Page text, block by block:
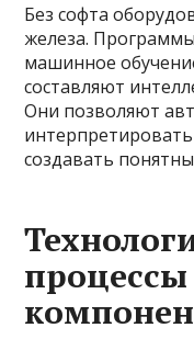
Без софта
железа.
машинное
составляют
Они позволяют
создавать